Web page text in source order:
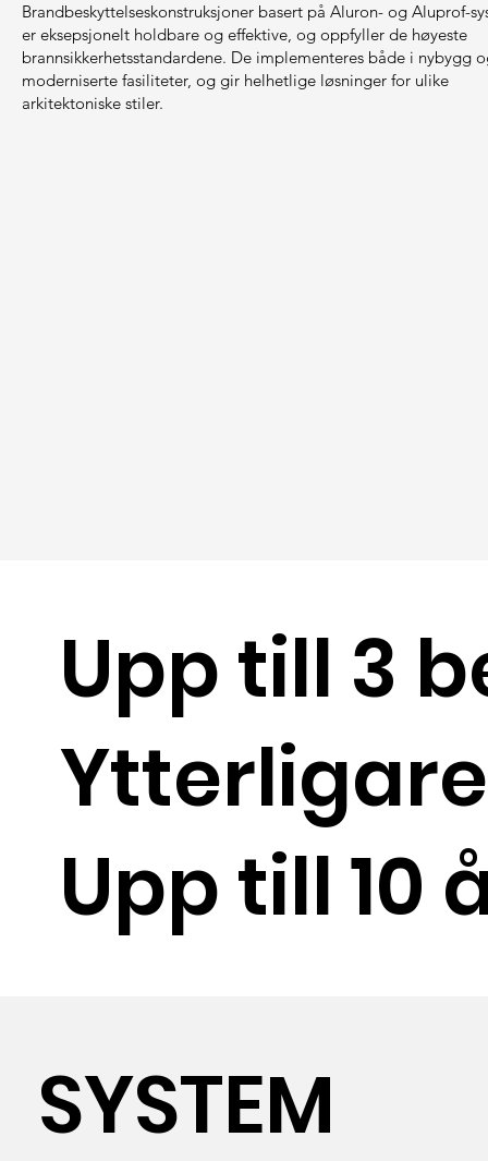
Brandbeskyttelseskonstruksjoner basert på Aluron- og Aluprof-
er eksepsjonelt holdbare og effektive, og oppfyller de høyeste
brannsikkerhetsstandardene. De implementeres både i nybygg
moderniserte fasiliteter, og gir helhetlige løsninger for ulike
arkitektoniske stiler.
Upp till 3
Upp till 10
SYSTEM